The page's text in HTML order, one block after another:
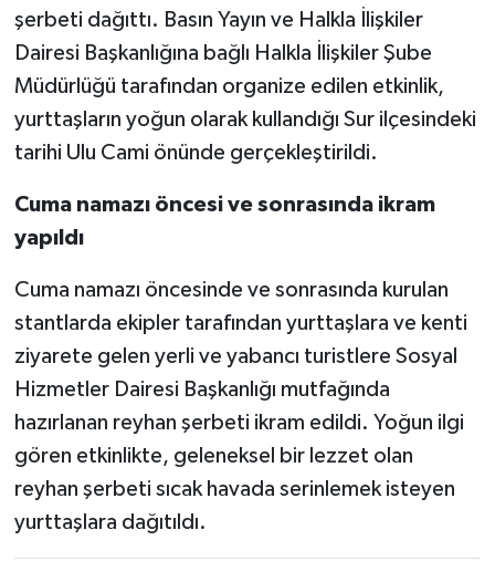
şerbeti dağıttı. Basın Yayın ve Halkla İlişkiler
Dairesi Başkanlığına bağlı Halkla İlişkiler Şube
Müdürlüğü tarafından organize edilen etkinlik,
yurttaşların yoğun olarak kullandığı Sur ilçesindeki
tarihi Ulu Cami önünde gerçekleştirildi.
Cuma namazı öncesi ve sonrasında ikram
yapıldı
Cuma namazı öncesinde ve sonrasında kurulan
stantlarda ekipler tarafından yurttaşlara ve kenti
ziyarete gelen yerli ve yabancı turistlere Sosyal
Hizmetler Dairesi Başkanlığı mutfağında
hazırlanan reyhan şerbeti ikram edildi. Yoğun ilgi
gören etkinlikte, geleneksel bir lezzet olan
reyhan şerbeti sıcak havada serinlemek isteyen
yurttaşlara dağıtıldı.